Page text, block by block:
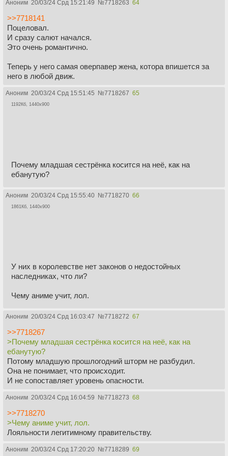
Аноним 20/03/24 Срд 15:21:49 №7718263 64
>>7718141
Поцеловал.
И сразу салют начался.
Это очень романтично.
Теперь у него самая оверпавер жена, котора впишется за
него в любой движ.
Аноним 20/03/24 Срд 15:51:45 №7718267 65
1192Кб, 1440x900
Почему младшая сестрёнка косится на неё, как на
ебанутую?
Аноним 20/03/24 Срд 15:55:40 №7718270 66
1861Кб, 1440x900
У них в королевстве нет законов о недостойных
наследниках, что ли?
Чему аниме учит, лол.
Аноним 20/03/24 Срд 16:03:47 №7718272 67
>>7718267
>Почему младшая сестрёнка косится на неё, как на
ебанутую?
Потому младшую прошлогодний шторм не разбудил.
Она не понимает, что происходит.
И не сопоставляет уровень опасности.
Аноним 20/03/24 Срд 16:04:59 №7718273 68
>>7718270
>Чему аниме учит, лол.
Лояльности легитимному правительству.
Аноним 20/03/24 Срд 17:20:20 №7718289 69